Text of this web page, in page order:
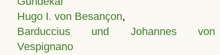
Hugo I. von Besançon,
Barduccius und Johannes von
Vespignano